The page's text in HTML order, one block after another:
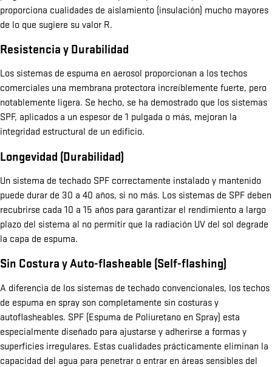
proporciona cualidades de aislamiento (insulación) mucho mayores
de lo que sugiere su valor R.
Resistencia y Durabilidad
Los sistemas de espuma en aerosol proporcionan a los techos
comerciales una membrana protectora increíblemente fuerte, pero
notablemente ligera. Se hecho, se ha demostrado que los sistemas
SPF, aplicados a un espesor de 1 pulgada o más, mejoran la
integridad estructural de un edificio.
Longevidad (Durabilidad)
Un sistema de techado SPF correctamente instalado y mantenido
puede durar de 30 a 40 años, si no más. Los sistemas de SPF deben
recubrirse cada 10 a 15 años para garantizar el rendimiento a largo
plazo del sistema al no permitir que la radiación UV del sol degrade
la capa de espuma.
Sin Costura y Auto-flasheable (Self-flashing)
A diferencia de los sistemas de techado convencionales, los techos
de espuma en spray son completamente sin costuras y
autoflasheables. SPF (Espuma de Poliuretano en Spray) esta
especialmente diseñado para ajustarse y adherirse a formas y
superficies irregulares. Estas cualidades prácticamente eliminan la
capacidad del agua para penetrar o entrar en áreas sensibles del